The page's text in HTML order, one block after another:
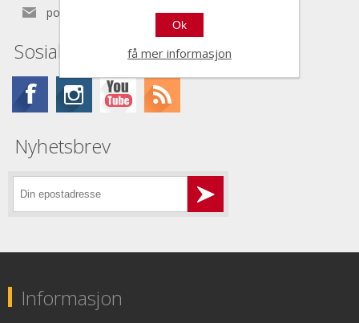
post@nordictools.no
Sosiale medier
Nyhetsbrev
Informasjon
Ok
få mer informasjon